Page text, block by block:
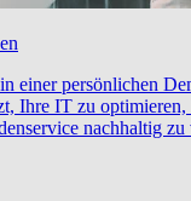
einer persönlichen
Ihre IT zu optimieren,
nachhaltig zu